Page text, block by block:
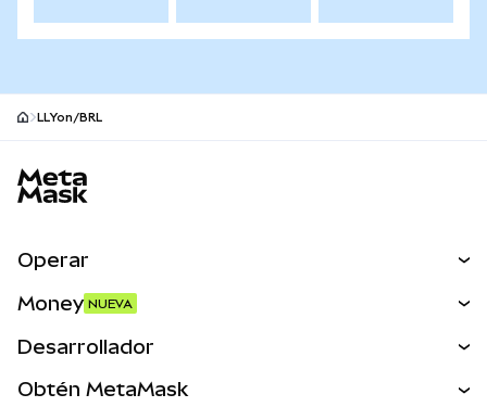
LLYon/BRL
Operar
Activos del mundo real
Money NUEVA
Desarrollador
Obtén MetaMask